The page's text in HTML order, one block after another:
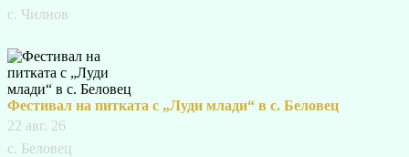
с. Чилнов
Фестивал на питката с „Луди млади“ в с. Беловец
22 авг. 26
с. Беловец